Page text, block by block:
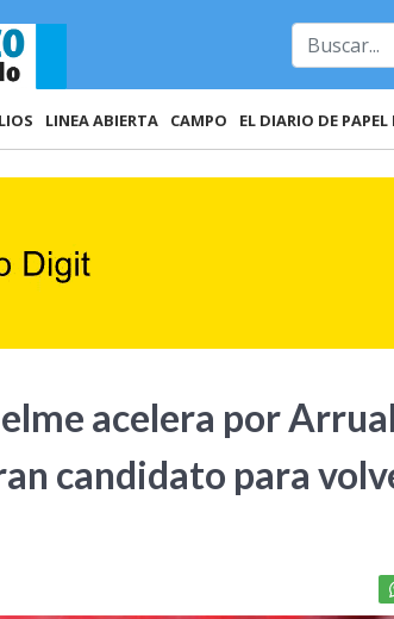
LINEA ABIERTA CAMPO EL DIARIO DE
acelera por
candidato para